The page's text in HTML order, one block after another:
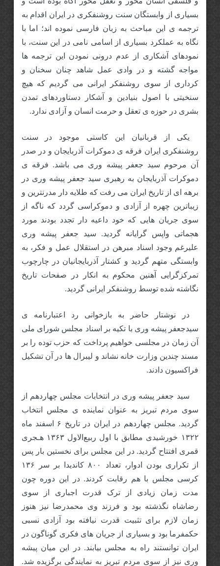
بسیاری از وابستگان سنت روشنفکری در ایران اقدام به
ترجمه ی این مباحث به زبان فارسی نموده اند؛ اما با
نگاه به عملکرد بسیاری از اسامی نامی در این سنت، با
نمودهای آشکاری از عدم درونی نمودن این ترجمه ها
مواجه گشته و در وادی عمل شاهد چنان سخنان و
کرداری از سوی روشنفکر ایرانی می گردیم که هیچ
سنخیتی با اصول بنیادین و آشکار دستاوردهای تمدن
بشری در حوزه ی تعقل و حرمت انسان و آزادی ندارد.
یکی از قربانیان این کاستی موجود در سنت
روشنفکری ایران فرقه ی دموکرات آذربایجان و در صدر
آن مرحوم سید جعفر پیشه وری می باشد. فرقه ی
دموکرات آذربایجان به رهبری سید جعفر پیشه وری در
برهه ای از تاریخ ایران می رفت که طلایه دار مدرنترین و
زیباترین چهره از آزادی و دموکراسی گردد که ناگه از
سوی جریان هایی که خود داعیه دار تجدد بودند مورد
هجماتی واپس گرایانه گردید. سید جعفر پیشه وری
علیرغم وجود اسناد مبرهن در استقلال عمل و فکر، به
وابستگی متهم گردید و کشتار آذربایجانیان در چارچوب
تمرکزگرایی آهنین محکوم به انکار در صفحات تاریخ
نگاشته شده توسط روشنفکر ایرانی گردید.
در نوشتار حاضر به بازخوانی رد اعتبارنامه ی
سیدجعفر پیشه وری با تکیه بر اسناد مجلس شورای ملی
آن زمان در مجلسی خواهیم پرداخت که حزب توده را بر
مسند چندین وزارت خانه نشاند و لیبرال ها در آن تشکیل
فراکسیون دادند.
سید جعفر پیشه وری در انتخابات مجلس چهاردهم از
سوی مردم تبریز به عنوان نماینده ی مجلس انتخاب
گردید. مجلس چهاردهم در ایران در تاریخ ۶ اسفند ماه
١٣٢٢ خورشیدی مطابق با اول ربیع‌الاول ١٣۶٣ هـجری
قمری افتتاح گردید. در این مجلس برای نخستین بار پس
از تکراری بودن ادوار، تعداد ٨٠٠ کاندیدا بر سر ١٣۶
کرسی مجلس با هم رقابت کردند. در این دوره چون
مدت زمان زیادی از ترک قدرت اجباری از سوی
رضاشاه نگذشته بود و فرزند وی محمدرضا نیز هنوز
زمان لازم برای تثبیت قدرت نیافته بود آزادی نسبی
حکمفرما بود و بسیاری از جریان های فکری گوناگون در
ایران توانستند راه به مجلس بیابند. در این میان پیشه
وری نیز از سوی مردم تبریز به نمایندگی برگزیده شد.